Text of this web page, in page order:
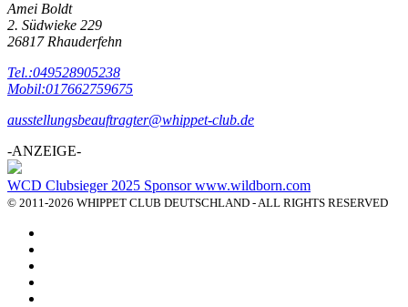
Amei Boldt
2. Südwieke 229
26817 Rhauderfehn
Tel.:049528905238
Mobil:017662759675
ausstellungsbeauftragter@whippet-club.de
-ANZEIGE-
WCD Clubsieger 2025 Sponsor www.wildborn.com
© 2011-2026 WHIPPET CLUB DEUTSCHLAND - ALL RIGHTS RESERVED